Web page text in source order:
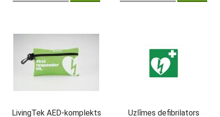
LivingTek AED-komplekts
Uzlīmes defibrilators